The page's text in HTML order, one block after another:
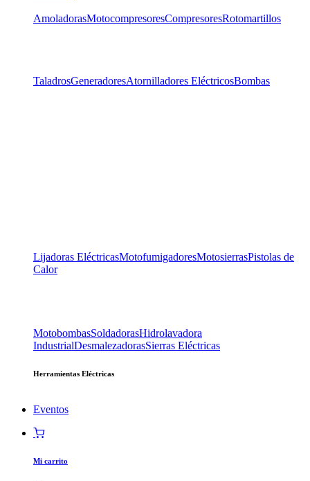
AmoladorasMotocompresoresCompresoresRotomartillos
TaladrosGeneradoresAtornilladores EléctricosBombas
Lijadoras EléctricasMotofumigadoresMotosierrasPistolas de
Calor
MotobombasSoldadorasHidrolavadora
IndustrialDesmalezadorasSierras Eléctricas
Herramientas Eléctricas
Eventos
Mi carrito